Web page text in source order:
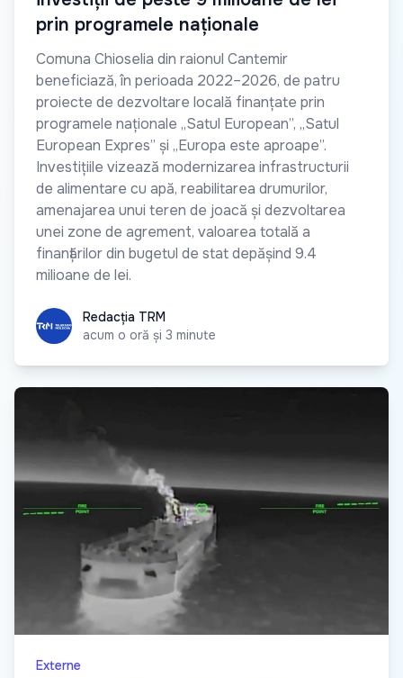
prin programele naționale
Comuna Chioselia din raionul Cantemir
beneficiază, în perioada 2022–2026, de patru
proiecte de dezvoltare locală finanțate prin
programele naționale „Satul European”, „Satul
European Expres” și „Europa este aproape”.
Investițiile vizează modernizarea infrastructurii
de alimentare cu apă, reabilitarea drumurilor,
amenajarea unui teren de joacă și dezvoltarea
unei zone de agrement, valoarea totală a
finanțărilor din bugetul de stat depășind 9.4
milioane de lei.
Redacția TRM
Redacția TRM
acum o oră și 3 minute
Externe